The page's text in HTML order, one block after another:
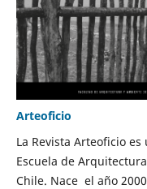
Arteoficio
La Revista Arteoficio
Escuela de
Chile. Nace el año